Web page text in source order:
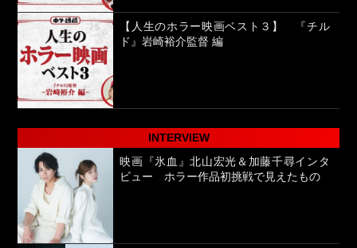
【人生のホラー映画ベスト３】 『チル
ド』岩崎裕介監督 編
INTERVIEW
映画『氷血』北山宏光＆加藤千尋インタ
ビュー ホラー作品初挑戦で見えたもの